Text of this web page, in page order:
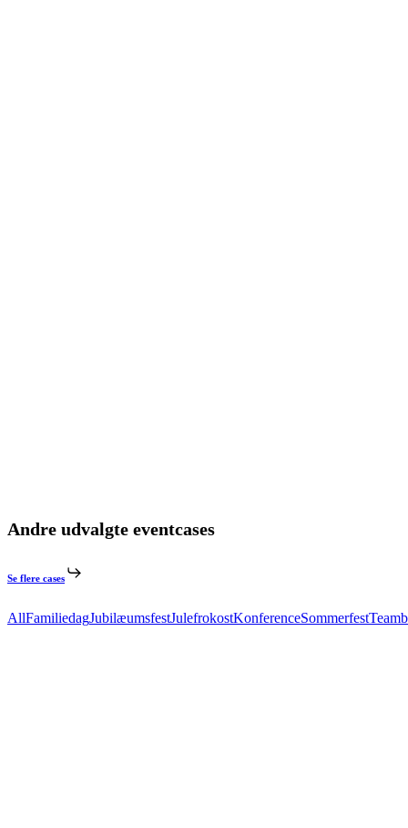
Andre udvalgte eventcases
Se flere cases
AllFamiliedagJubilæumsfestJulefrokostKonferenceSommerfest